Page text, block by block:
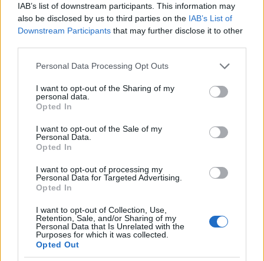
IAB’s list of downstream participants. This information may
also be disclosed by us to third parties on the IAB’s List of
Downstream Participants that may further disclose it to other
Please note that this website/app uses one or more Google
not limited to your visit or usage behaviour. You may click to
grant or deny consent to Google and its third-party tags to
use your data for below specified purposes in below Google
consent section.
Personal Data Processing Opt Outs
I want to opt-out of the Sharing of my
personal data.
Opted In
I want to opt-out of the Sale of my
Personal Data.
Opted In
I want to opt-out of processing my
Personal Data for Targeted Advertising.
Opted In
I want to opt-out of Collection, Use,
Retention, Sale, and/or Sharing of my
Personal Data that Is Unrelated with the
Purposes for which it was collected.
Opted Out
Aztán jöttek a technikai komplikációk. Szinte
semmilyen bankkártyánk nem akart működni, tán
kétszer-háromszor tudtunk kisebb összegeket
fizetni, de az ötcsillagos szállodában például nem.
(Az idegenvezetőnk fizette ki a szállásunkat helyi
kártyával, ráadásul hogy benne van-e a reggeli az
árban, azt napi szinten kellett újratárgyalnunk, de a
reggelizőasztalnál is körbeálltak minket, hogy „most
azonnal fizessünk”.)